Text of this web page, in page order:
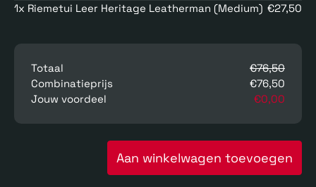
1x Riemetui Leer Heritage Leatherman (Medium) €27,50
Totaal
€76,50
Combinatieprijs
€76,50
Jouw voordeel
€0,00
Aan winkelwagen toevoegen